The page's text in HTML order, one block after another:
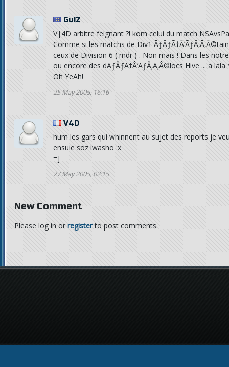
GuiZ
V|4D arbitre feignant ?! kom celui du match
Comme si les matchs de Div1
ceux de Division 6 ( mdr ) . Non mais ! Dans les
ou encore des dÃƒÂƒÃ†Â’ÃƒÂ‚Ã‚Â©locs Hive ... a lala
Oh YeAh!
25 May 2005, 16:16
V4D
hum les gars qui whinnent au sujet des reports je
ensuie soz iwasho :x
=]
27 May 2005, 02:15
New Comment
Please log in or registerto post comments.